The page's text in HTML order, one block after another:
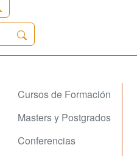
Cursos de Formación
Masters y Postgrados
Conferencias